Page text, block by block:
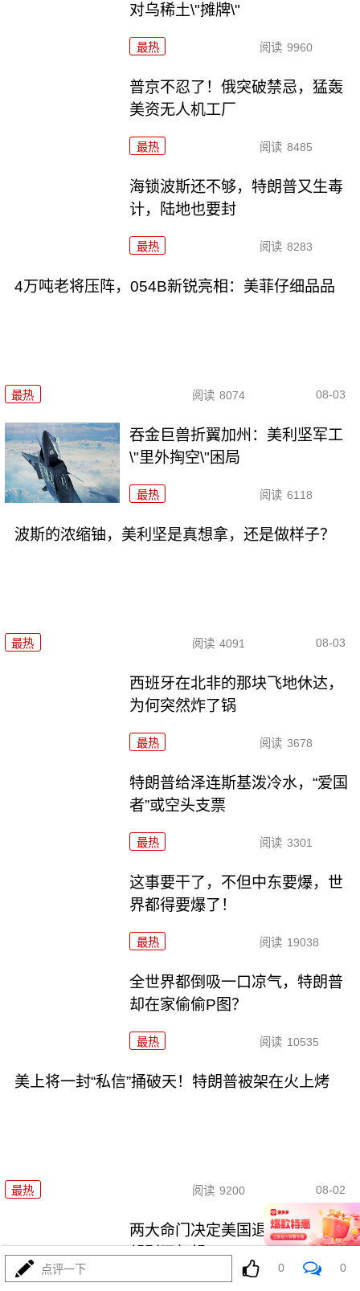
对乌稀土\"摊牌\"
最热 阅读 9960
普京不忍了！俄突破禁忌，猛轰
美资无人机工厂
最热 阅读 8485
海锁波斯还不够，特朗普又生毒
计，陆地也要封
最热 阅读 8283
4万吨老将压阵，054B新锐亮相：美菲仔细品品
最热 阅读 8074 08-03
吞金巨兽折翼加州：美利坚军工
\"里外掏空\"困局
最热 阅读 6118
波斯的浓缩铀，美利坚是真想拿，还是做样子？
最热 阅读 4091 08-03
西班牙在北非的那块飞地休达，
为何突然炸了锅
最热 阅读 3678
特朗普给泽连斯基泼冷水，“爱国
者”或空头支票
最热 阅读 3301
这事要干了，不但中东要爆，世
界都得要爆了！
最热 阅读 19038
全世界都倒吸一口凉气，特朗普
却在家偷偷P图？
最热 阅读 10535
美上将一封“私信”捅破天！特朗普被架在火上烤
最热 阅读 9200 08-02
两大命门决定美国退无可退，伊
朗别再幻想了！
点评一下 0 0